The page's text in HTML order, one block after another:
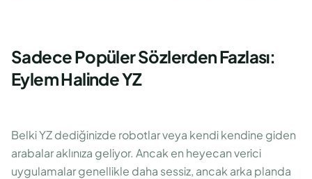
Sadece Popüler Sözlerden Fazlası:
Eylem Halinde YZ
Belki YZ dediğinizde robotlar veya kendi kendine giden
arabalar aklınıza geliyor. Ancak en heyecan verici
uygulamalar genellikle daha sessiz, ancak arka planda